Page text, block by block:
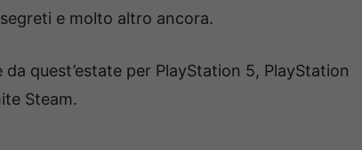
e molto altro ancora.
da quest’estate per PlayStation 5, PlayStation
Steam.